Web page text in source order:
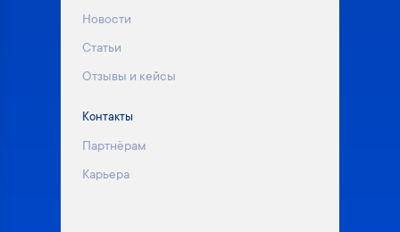
Новости
Статьи
Отзывы и кейсы
Контакты
Партнёрам
Карьера